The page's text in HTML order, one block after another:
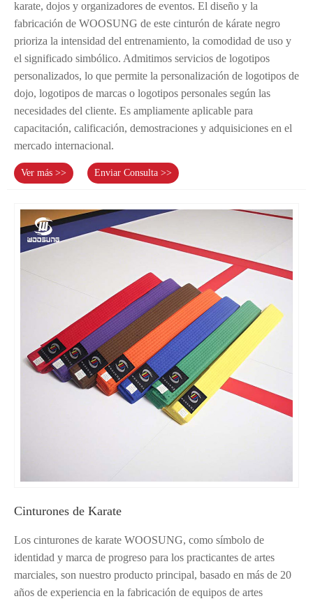
karate, dojos y organizadores de eventos. El diseño y la
fabricación de WOOSUNG de este cinturón de kárate negro
prioriza la intensidad del entrenamiento, la comodidad de uso y
el significado simbólico. Admitimos servicios de logotipos
personalizados, lo que permite la personalización de logotipos de
dojo, logotipos de marcas o logotipos personales según las
necesidades del cliente. Es ampliamente aplicable para
capacitación, calificación, demostraciones y adquisiciones en el
mercado internacional.
Ver más >> Enviar Consulta >>
Cinturones de Karate
Los cinturones de karate WOOSUNG, como símbolo de
identidad y marca de progreso para los practicantes de artes
marciales, son nuestro producto principal, basado en más de 20
años de experiencia en la fabricación de equipos de artes